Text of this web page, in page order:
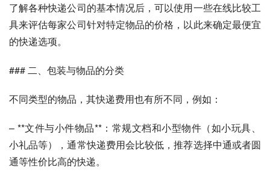
了解各种快递公司的基本情况后，可以使用一些在线比较工
具来评估每家公司针对特定物品的价格，以此来确定最便宜
的快递选项。
### 二、包装与物品的分类
不同类型的物品，其快递费用也有所不同，例如：
– **文件与小件物品**：常规文档和小型物件（如小玩具、
小礼品等），通常快递费用会比较低，推荐选择中通或者圆
通等性价比高的快递。